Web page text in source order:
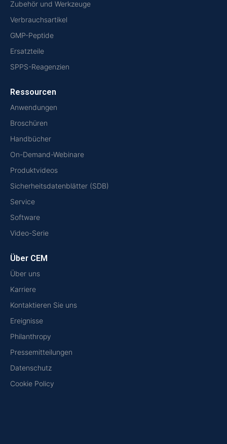
Zubehör und Werkzeuge
Verbrauchsartikel
GMP-Peptide
Ersatzteile
SPPS-Reagenzien
Ressourcen
Anwendungen
Broschüren
Handbücher
On-Demand-Webinare
Produktvideos
Sicherheitsdatenblätter (SDB)
Service
Software
Video-Serie
Über CEM
Über uns
Karriere
Kontaktieren Sie uns
Ereignisse
Philanthropy
Pressemitteilungen
Datenschutz
Cookie Policy